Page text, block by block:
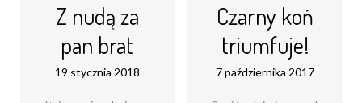
Z nudą za
pan brat
19 stycznia 2018
Czarny koń
triumfuje!
7 października 2017